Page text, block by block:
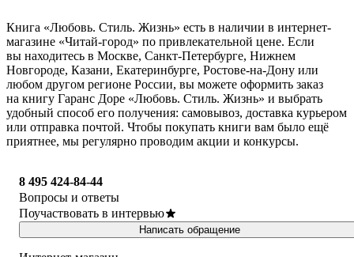
Книга «Любовь. Стиль. Жизнь» есть в наличии в интернет-
магазине «Читай-город» по привлекательной цене. Если
вы находитесь в Москве, Санкт-Петербурге, Нижнем
Новгороде, Казани, Екатеринбурге, Ростове-на-Дону или
любом другом регионе России, вы можете оформить заказ
на книгу Гаранс Доре «Любовь. Стиль. Жизнь» и выбрать
удобный способ его получения: самовывоз, доставка курьером
или отправка почтой. Чтобы покупать книги вам было ещё
приятнее, мы регулярно проводим акции и конкурсы.
8 495 424-84-44
Вопросы и ответы
Поучаствовать в интервью
Написать обращение